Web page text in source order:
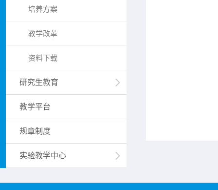
培养方案
教学改革
资料下载
研究生教育
教学平台
规章制度
实验教学中心